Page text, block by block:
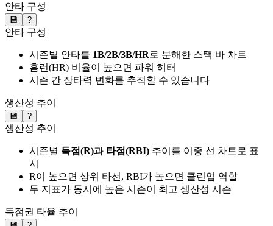
안타 구성
💾 ?
안타 구성
시즌별 안타를 1B/2B/3B/HR로 분해한 스택 바 차트
홈런(HR) 비율이 높으면 파워 히터
시즌 간 장타력 변화를 추적할 수 있습니다
생산성 추이
💾 ?
생산성 추이
시즌별 득점(R)과 타점(RBI) 추이를 이중 선 차트로 표
시
R이 높으면 상위 타선, RBI가 높으면 클린업 역할
두 지표가 동시에 높은 시즌이 최고 생산성 시즌
득점권 타율 추이